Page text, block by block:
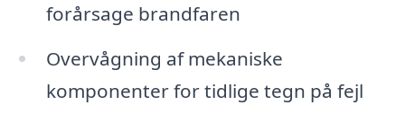
forårsage brandfaren
Overvågning af mekaniske
komponenter for tidlige tegn på fejl